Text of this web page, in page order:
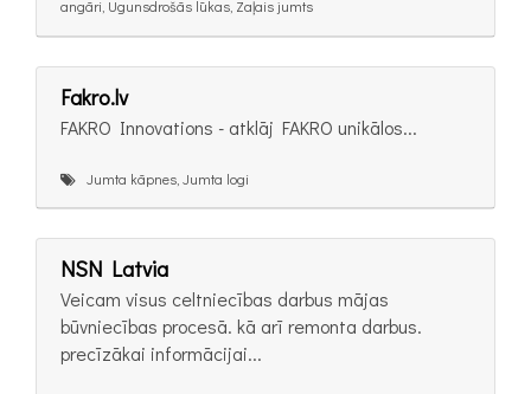
angāri, Ugunsdrošās lūkas, Zaļais jumts
Fakro.lv
FAKRO Innovations - atklāj FAKRO unikālos...
Jumta kāpnes, Jumta logi
NSN Latvia
Veicam visus celtniecības darbus mājas
būvniecības procesā. kā arī remonta darbus.
precīzākai informācijai...